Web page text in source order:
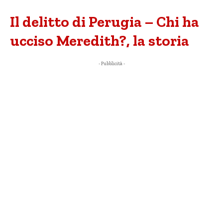
Il delitto di Perugia – Chi ha
ucciso Meredith?, la storia
- Pubblicità -